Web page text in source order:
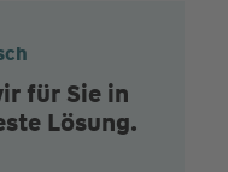
für Sie in
Lösung.